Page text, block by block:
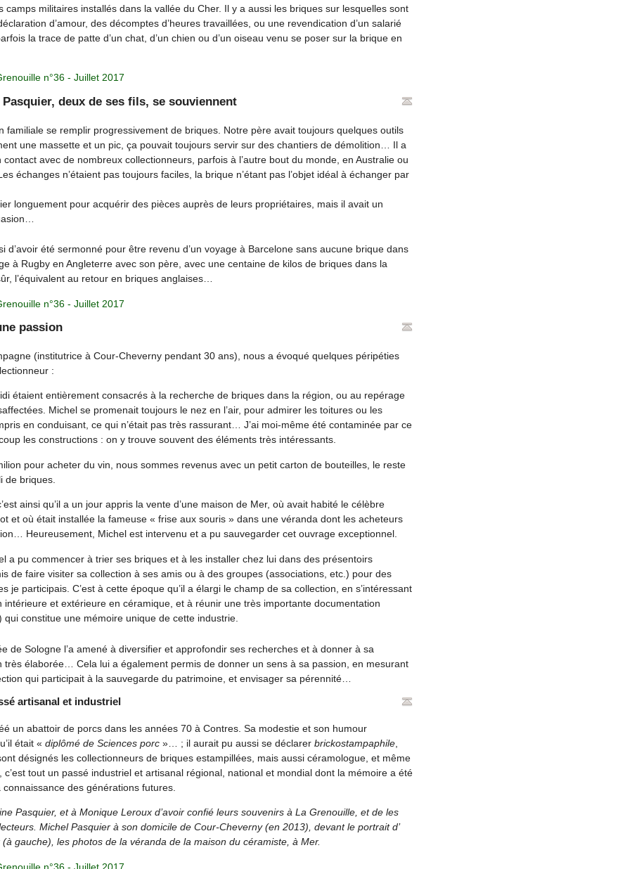
camps militaires installés dans la vallée du Cher. Il y a aussi les briques sur lesquelles sont
d’amour, des décomptes d’heures travaillées, ou une revendication d’un salarié
la trace de patte d’un chat, d’un chien ou d’un oiseau venu se poser sur la brique en
n°36 - Juillet 2017
deux de ses fils, se souviennent
familiale se remplir progressivement de briques. Notre père avait toujours quelques outils
une massette et un pic, ça pouvait toujours servir sur des chantiers de démolition… Il a
contact avec de nombreux collectionneurs, parfois à l’autre bout du monde, en Australie ou
échanges n’étaient pas toujours faciles, la brique n’étant pas l’objet idéal à échanger par
longuement pour acquérir des pièces auprès de leurs propriétaires, mais il avait un
d’avoir été sermonné pour être revenu d’un voyage à Barcelone sans aucune brique dans
à Rugby en Angleterre avec son père, avec une centaine de kilos de briques dans la
l’équivalent au retour en briques anglaises…
n°36 - Juillet 2017
passion
(institutrice à Cour-Cheverny pendant 30 ans), nous a évoqué quelques péripéties
:
étaient entièrement consacrés à la recherche de briques dans la région, ou au repérage
Michel se promenait toujours le nez en l’air, pour admirer les toitures ou les
en conduisant, ce qui n’était pas très rassurant… J’ai moi-même été contaminée par ce
les constructions : on y trouve souvent des éléments très intéressants.
pour acheter du vin, nous sommes revenus avec un petit carton de bouteilles, le reste
de briques.
ainsi qu’il a un jour appris la vente d’une maison de Mer, où avait habité le célèbre
et où était installée la fameuse « frise aux souris » dans une véranda dont les acheteurs
Heureusement, Michel est intervenu et a pu sauvegarder cet ouvrage exceptionnel.
a pu commencer à trier ses briques et à les installer chez lui dans des présentoirs
de faire visiter sa collection à ses amis ou à des groupes (associations, etc.) pour des
je participais. C’est à cette époque qu’il a élargi le champ de sa collection, en s’intéressant
intérieure et extérieure en céramique, et à réunir une très importante documentation
constitue une mémoire unique de cette industrie.
de Sologne l’a amené à diversifier et approfondir ses recherches et à donner à sa
très élaborée… Cela lui a également permis de donner un sens à sa passion, en mesurant
qui participait à la sauvegarde du patrimoine, et envisager sa pérennité…
artisanal et industriel
un abattoir de porcs dans les années 70 à Contres. Sa modestie et son humour
était « diplômé de Sciences porc»… ; il aurait pu aussi se déclarer brickostampaphile,
désignés les collectionneurs de briques estampillées, mais aussi céramologue, et même
c’est tout un passé industriel et artisanal régional, national et mondial dont la mémoire a été
des générations futures.
Pasquier, et à Monique Leroux d’avoir confié leurs souvenirs à La Grenouille, et de les
Michel Pasquier à son domicile de Cour-Cheverny (en 2013), devant le portrait d’
gauche), les photos de la véranda de la maison du céramiste, à Mer.
n°36 - Juillet 2017